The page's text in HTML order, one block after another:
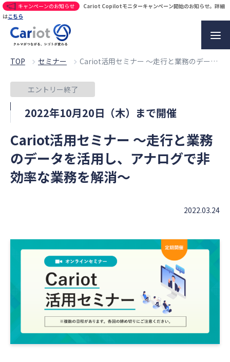
キャンペーンのお知らせ
Cariot Copilotモニターキャンペーン開始のお知らせ。詳細
はこちら
TOP セミナー Cariot活用セミナー ～走行と業務のデータを活用し、アナログで非効率な業務を解消～
2022年10月20日（木）まで開催
エントリー終了
Cariot活用セミナー ～走行と業務
のデータを活用し、アナログで非
効率な業務を解消～
2022.03.24